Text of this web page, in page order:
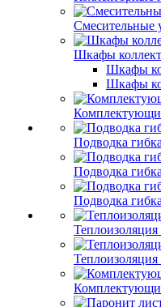
Смесительные
Шкафы
Шкафы
Шкафы
Подводка
Подводка
Подводка